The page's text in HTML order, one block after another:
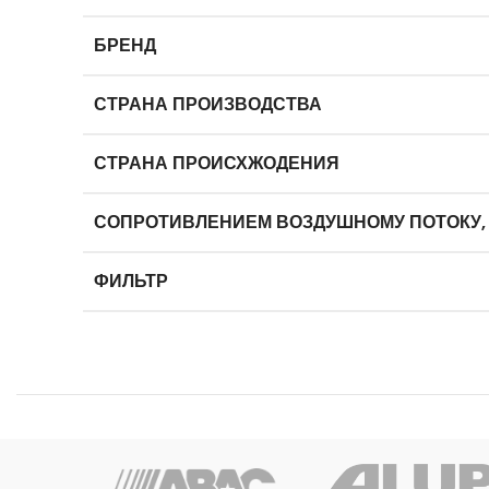
БРЕНД
СТРАНА ПРОИЗВОДСТВА
СТРАНА ПРОИСХЖОДЕНИЯ
СОПРОТИВЛЕНИЕМ ВОЗДУШНОМУ ПОТОКУ,
ФИЛЬТР